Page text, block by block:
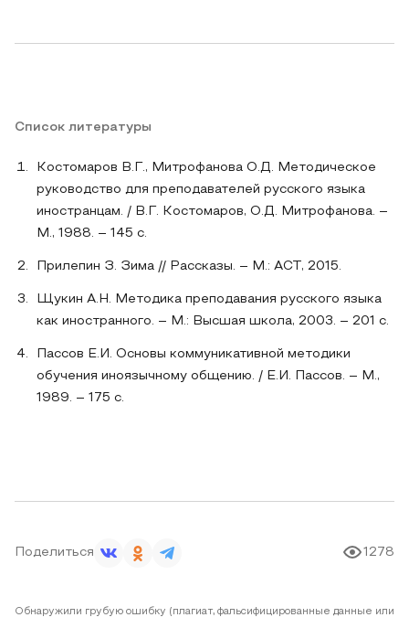
Список литературы
Костомаров В.Г., Митрофанова О.Д. Методическое
руководство для преподавателей русского языка
иностранцам. / В.Г. Костомаров, О.Д. Митрофанова. –
М., 1988. – 145 с.
Прилепин З. Зима // Рассказы. – М.: АСТ, 2015.
Щукин А.Н. Методика преподавания русского языка
как иностранного. – М.: Высшая школа, 2003. – 201 с.
Пассов Е.И. Основы коммуникативной методики
обучения иноязычному общению. / Е.И. Пассов. – М.,
1989. – 175 с.
Поделиться 1278
Обнаружили грубую ошибку (плагиат, фальсифицированные данные или